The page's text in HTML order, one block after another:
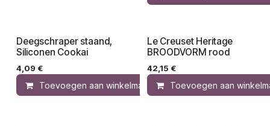
Deegschraper staand,
Siliconen Cookai
4,09 €
Toevoegen aan winkelmandje Toevoegen
Le Creuset Heritage
BROODVORM rood
42,15 €
Toevoegen aan